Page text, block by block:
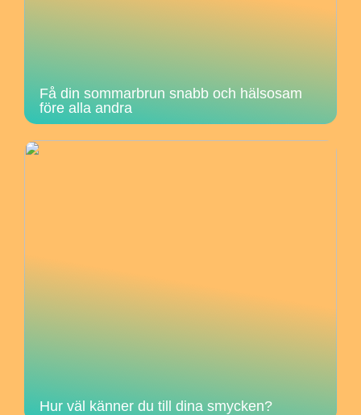
Få din sommarbrun snabb och hälsosam
före alla andra
Hur väl känner du till dina smycken?